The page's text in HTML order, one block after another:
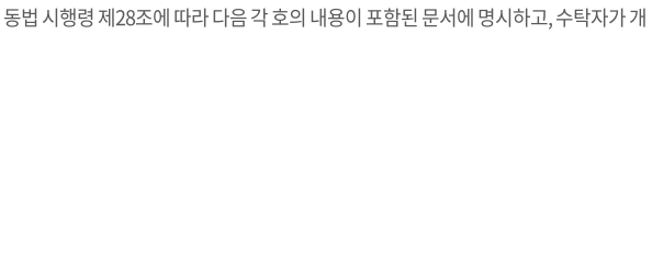
시행령 제28조에 따라 다음 각 호의 내용이 포함된 문서에 명시하고, 수탁자가 개